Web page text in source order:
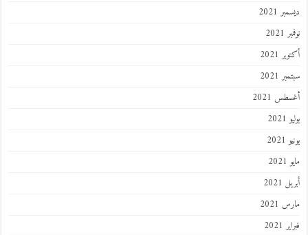
ديسمبر 2021
نوفمبر 2021
أكتوبر 2021
سبتمبر 2021
أغسطس 2021
يوليو 2021
يونيو 2021
مايو 2021
أبريل 2021
مارس 2021
فبراير 2021